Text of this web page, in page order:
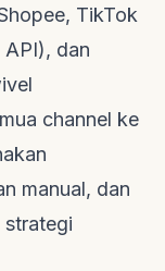
TikTok
dan
channel ke
manual, dan
strategi